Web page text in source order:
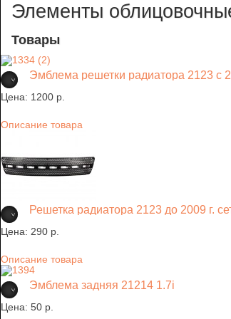
Элементы
Товары
Эмблема решетки радиатора 2123 с
Цена: 1200 p.
Описание товара
Решетка радиатора 2123 до 2009 г.
Цена: 290 p.
Описание товара
Эмблема задняя 21214 1.7i
Цена: 50 p.